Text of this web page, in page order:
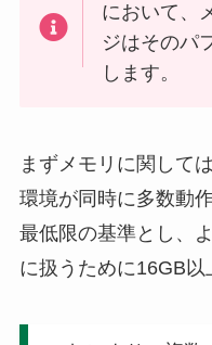
において、
ジはそのパ
します。
まずメモリに関して
環境が同時に多数動
最低限の基準とし、
に扱うために16GB以